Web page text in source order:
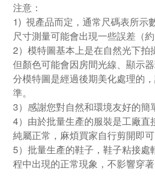
注意：
1) 視產品而定，通常尺碼表所示
尺寸測量可能會出現一些誤差（約
2）模特圖基本上是在自然光下拍
但顏色可能會因房間光線、顯示
分模特圖是經過後期美化處理的
準。
3）感謝您對自然和環境友好的簡
4）由於批量生產的服裝是工廠直
純屬正常，麻煩買家自行剪開即可
5）批量生產的鞋子，鞋子粘接處
程中出現的正常現象，不影響穿著